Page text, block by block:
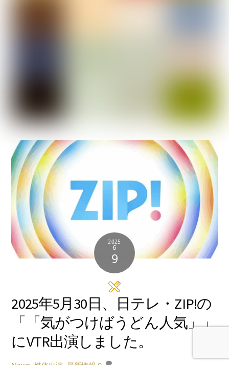
2025
6
9
2025年5月30日、日テレ・ZIP!の
「「気がつけばうどん人気」」
にVTR出演しました。